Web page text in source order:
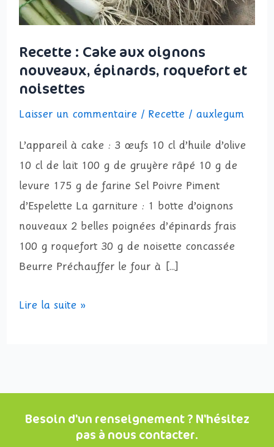
Recette : Cake aux oignons
nouveaux, épinards, roquefort et
noisettes
Laisser un commentaire / Recette / auxlegum
L’appareil à cake : 3 œufs 10 cl d’huile d’olive
10 cl de lait 100 g de gruyère râpé 10 g de
levure 175 g de farine Sel Poivre Piment
d’Espelette La garniture : 1 botte d’oignons
nouveaux 2 belles poignées d’épinards frais
100 g roquefort 30 g de noisette concassée
Beurre Préchauffer le four à […]
épinards, roquefort
noisettes
Lire la suite »
Besoin d'un renseignement ? N'hésitez
pas à nous contacter.